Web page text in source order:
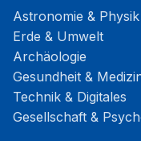
Astronomie & Physik
Erde & Umwelt
Archäologie
Gesundheit &
Technik & Digitales
Gesellschaft &